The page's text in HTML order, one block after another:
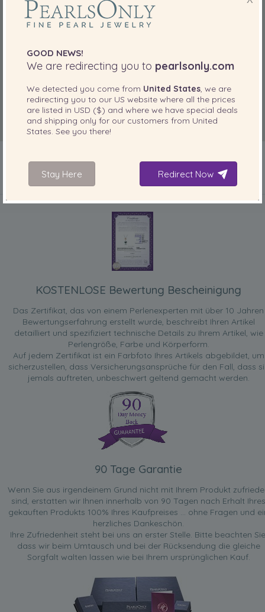
KOSTENLOSE Bewertung Bescheinigung
Das Zertifikat, das von einem Perlenexperten mit über 10 Jahren
Bewertungserfahrung erstellt wurde, beschreibt Ihren Artikel
detailliert und spezifiziert technische Details zu Ihrem Artikel, wie
Perlengröße, Farbe und Körperform.
Auf jedem Zertifikat ist ein Farbfoto Ihres Artikels abgebildet, um
sicherzustellen, dass Versicherungsansprüche für den Fall, dass
jemals auftreten, unbeschwert geltend gemacht werden.
90 Tage Garantie
Wenn Sie aus irgendeinem Grund nicht mit Ihrem Produkt
sind, erstatten wir Ihnen innerhalb von 90 Tagen nach Erhalt Ihres
gekauften Produkts 100% Ihres Kaufpreises ... ohne Fragen und
herzliches Dankeschön.
Ihre Zufriedenheit steht bei uns an erster Stelle. Bitte beachten
dass wir beim Umtausch und bei der Rücksendung die gleiche
Sorgfalt walten lassen wie bei Ihrem ursprünglichen Kauf.
GOOD NEWS!
We are redirecting you to pearlsonly.com
We detected you come from United States , we are
redirecting you to our US website where all the prices
are listed in USD ($) and where we have special deals
and shipping only for our customers from United
States . See you there!
Stay Here Redirect Now